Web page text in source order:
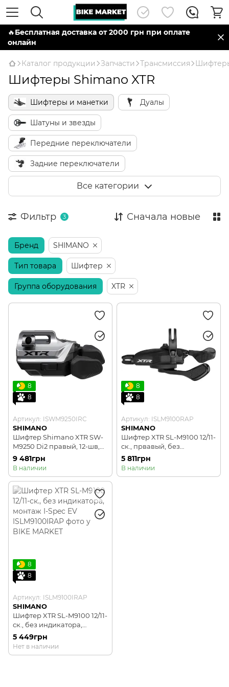
🔥Бесплатная доставка от 2000 грн при оплате
онлайн
Каталог продукции Запчасти Трансмиссия
Шифтеры Shimano XTR
Шифтеры и манетки Дуалы
Шатуны и звезды
Передние переключатели
Задние переключатели
Кассеты и трещотки Цепь
Тросы и рубашки переключения
Компоненты Di2 и AXS
Все категории
Фильтр 3 Сначала новые
Бренд SHIMANO
Тип товара Шифтер
Группа оборудования XTR
8
8
Артикул: ISWM9250IRC
SHIMANO
Шифтер Shimano XTR SW-
M9250 Di2 правый, 12-шв,
монтаж I-spec EV
9 481грн
В наличии
8
8
Артикул: ISLM9100RAP
SHIMANO
Шифтер XTR SL-M9100 12/11-
ск., првавый, без
индикатора
5 811грн
В наличии
8
8
Артикул: ISLM9100IRAP
SHIMANO
Шифтер XTR SL-M9100 12/11-
ск., без индикатора,
монтаж I-Spec EV
5 449грн
Нет в наличии